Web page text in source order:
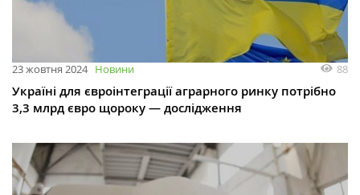
23 жовтня 2024 Новини 88
Україні для євроінтеграції аграрного ринку потрібно
3,3 млрд євро щороку — дослідження